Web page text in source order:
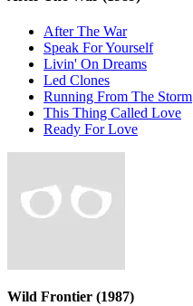
After The War
Speak For Yourself
Livin' On Dreams
Led Clones
Running From The Storm
This Thing Called Love
Ready For Love
Wild Frontier (1987)